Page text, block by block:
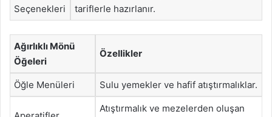
Seçenekleri
tariflerle hazırlanır.
Ağırlıklı Mönü
Öğeleri
Özellikler
Öğle Menüleri Sulu yemekler ve hafif atıştırmalıklar.
Atıştırmalık ve mezelerden oluşan